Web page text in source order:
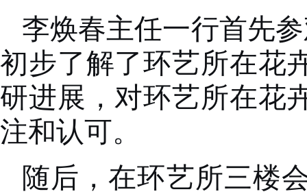
李焕春主任一行首先
初步了解了环艺所在花
研进展，对环艺所在花
注和认可。
随后，在环艺所三楼